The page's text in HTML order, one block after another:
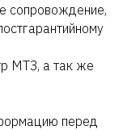
сопровождение,
МТЗ, а так же
перед